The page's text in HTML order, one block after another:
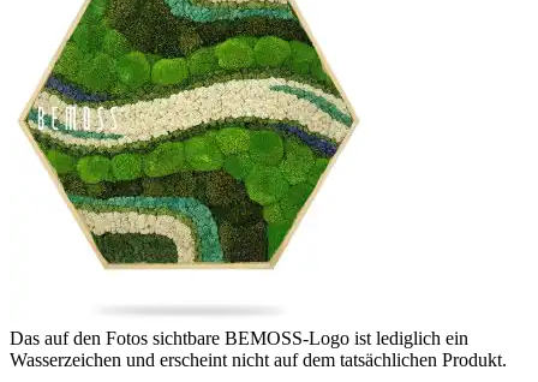
Das auf den Fotos sichtbare BEMOSS-Logo ist lediglich ein
Wasserzeichen und erscheint nicht auf dem tatsächlichen Produkt.